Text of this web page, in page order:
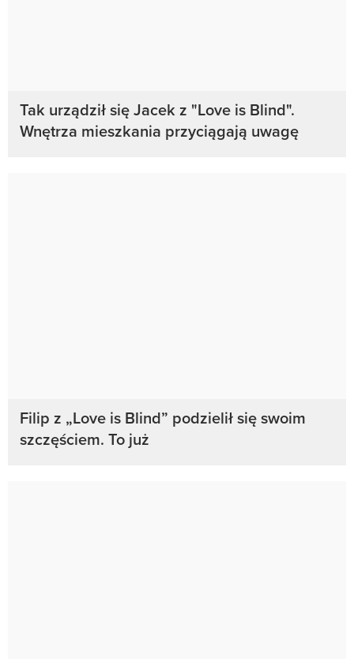
Tak urządził się Jacek z "Love is Blind".
Wnętrza mieszkania przyciągają uwagę
Filip z „Love is Blind” podzielił się swoim
szczęściem. To już